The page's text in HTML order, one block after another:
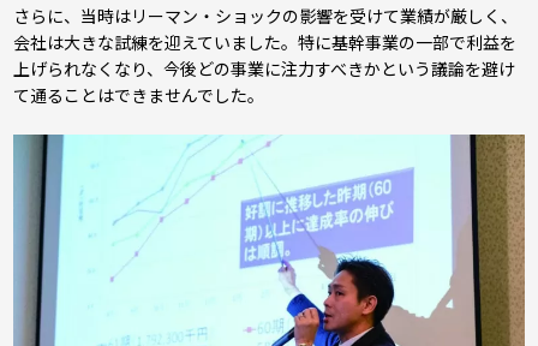
さらに、当時はリーマン・ショックの影響を受けて業績が厳しく、
会社は大きな試練を迎えていました。特に基幹事業の一部で利益を
上げられなくなり、今後どの事業に注力すべきかという議論を避け
て通ることはできませんでした。